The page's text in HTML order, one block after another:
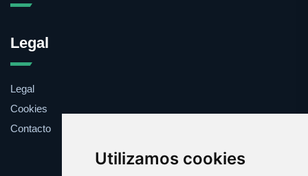
Utilizamos cookies
Legal
Legal
Cookies
Contacto